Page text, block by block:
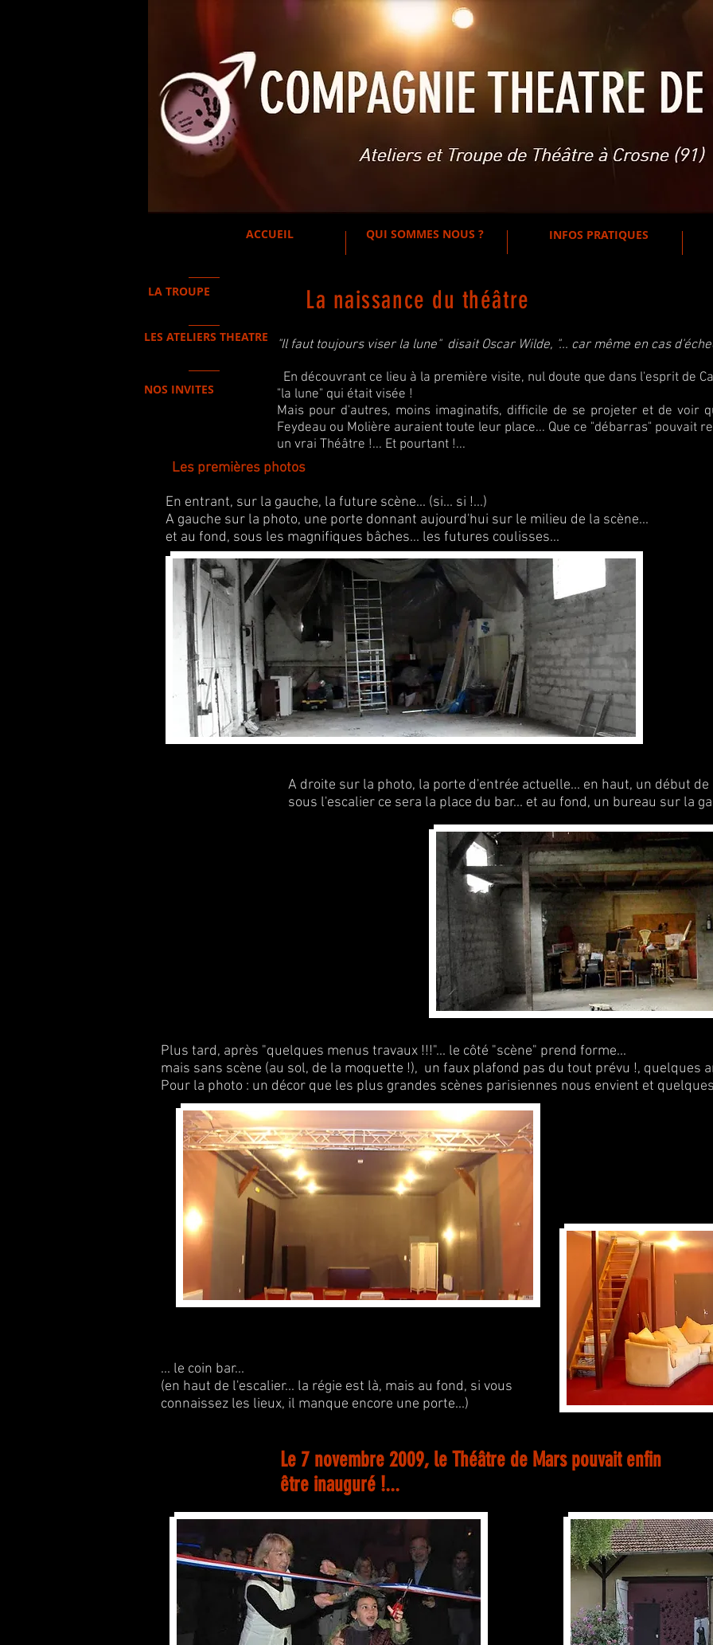
ACCUEIL QUI SOMMES NOUS ? INFOS PRATIQUES
La naissance du théâtre
"Il faut toujours viser la lune" disait Oscar Wilde, "... car même en cas
En découvrant ce lieu à la première visite, nul doute que dans l'esprit de
"la lune" qui était visée !
Mais pour d'autres, moins imaginatifs, difficile de se projeter et de voir
Feydeau ou Molière auraient toute leur place... Que ce "débarras" pouvait
un vrai Théâtre !... Et pourtant !...
Les premières photos
En entrant, sur la gauche, la future scène... (si... si !...)
A gauche sur la photo, une porte donnant aujourd'hui sur le milieu de la scène...
et au fond, sous les magnifiques bâches... les futures coulisses...
A droite sur la photo, la porte d'entrée actuelle... en haut, un début
sous l'escalier ce sera la place du bar... et au fond, un bureau sur la
Plus tard, après "quelques menus travaux !!!"... le côté "scène" prend forme...
mais sans scène (au sol, de la moquette !), un faux plafond pas du tout prévu !, quelques
Pour la photo : un décor que les plus grandes scènes parisiennes nous envient et
... le coin bar...
(en haut de l'escalier... la régie est là, mais au fond, si vous
connaissez les lieux, il manque encore une porte...)
Le 7 novembre 2009, le Théâtre de Mars pouvait enfin
être inauguré !...
LA TROUPE
LES ATELIERS THEATRE
NOS INVITES